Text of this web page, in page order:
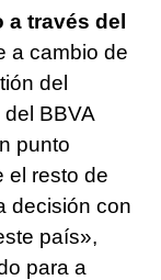
a través del
a cambio de
del
BBVA
punto
el resto de
decisión con
país»,
para a